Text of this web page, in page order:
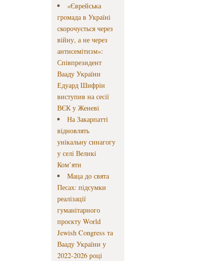
«Єврейська
громада в Україні
скорочується через
війну, а не через
антисемітизм»:
Співпрезидент
Вааду України
Едуард Шифрін
виступив на сесії
ВЄК у Женеві
На Закарпатті
відновлять
унікальну синагогу
у селі Великі
Ком’яти
Маца до свята
Песах: підсумки
реалізації
гуманітарного
проєкту World
Jewish Congress та
Вааду України у
2022-2026 році